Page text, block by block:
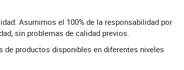
Asumimos el 100% de la responsabilidad por
sin problemas de calidad previos.
de productos disponibles en diferentes niveles